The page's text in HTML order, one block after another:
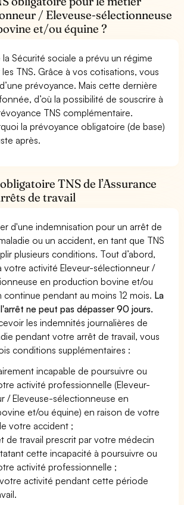
/ Eleveuse-sélectionneuse
et/ou équine ?
Sécurité sociale a prévu un régime
TNS. Grâce à vos cotisations, vous
prévoyance. Mais cette dernière
d’où la possibilité de souscrire à
TNS complémentaire.
la prévoyance obligatoire (de base)
après.
TNS de l’Assurance
de travail
d'une indemnisation pour un arrêt de
ou un accident, en tant que TNS
plusieurs conditions. Tout d’abord,
votre activité Eleveur-sélectionneur /
en production bovine et/ou
pendant au moins 12 mois. La
ne peut pas dépasser 90 jours.
les indemnités journalières de
pendant votre arrêt de travail, vous
conditions supplémentaires :
incapable de poursuivre ou
activité professionnelle (Eleveur-
/ Eleveuse-sélectionneuse en
et/ou équine) en raison de votre
votre accident ;
de travail prescrit par votre médecin
cette incapacité à poursuivre ou
activité professionnelle ;
activité pendant cette période